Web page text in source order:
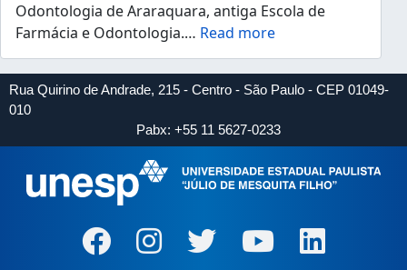
Odontologia de Araraquara, antiga Escola de
Farmácia e Odontologia.… Read more
Rua Quirino de Andrade, 215 - Centro - São Paulo - CEP 01049-
010
Pabx: +55 11 5627-0233